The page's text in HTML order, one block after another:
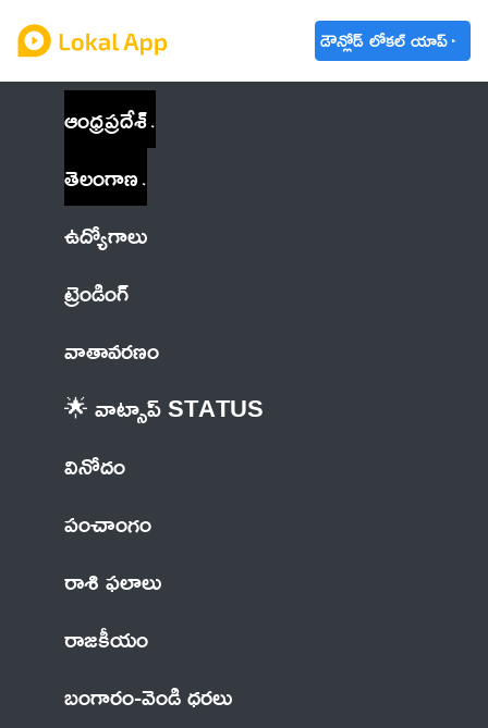
డౌన్లోడ్ లోకల్ యాప్
ఆంధ్రప్రదేశ్
తెలంగాణ
ఉద్యోగాలు
ట్రెండింగ్
వాతావరణం
🌟 వాట్సాప్ STATUS
వినోదం
పంచాంగం
రాశి ఫలాలు
రాజకీయం
బంగారం-వెండి ధరలు